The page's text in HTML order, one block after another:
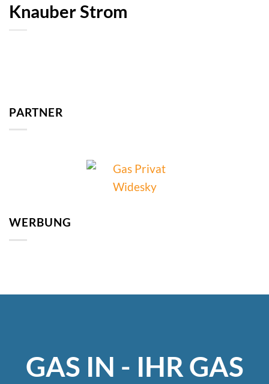
Knauber Strom
PARTNER
WERBUNG
GAS IN - IHR GAS